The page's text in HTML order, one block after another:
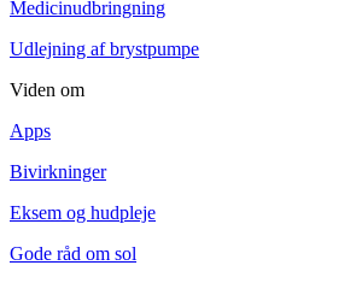
Medicinudbringning
Udlejning af brystpumpe
Viden om
Apps
Bivirkninger
Eksem og hudpleje
Gode råd om sol